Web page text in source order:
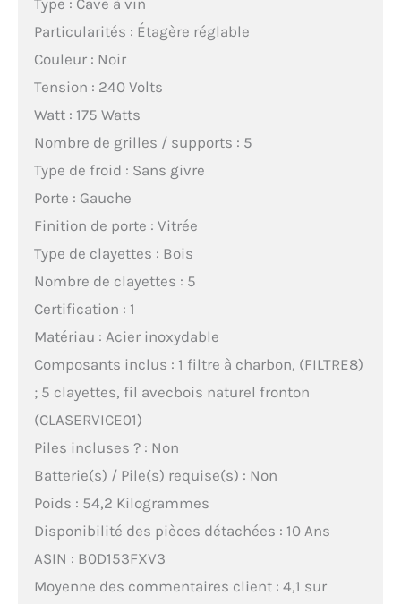
Type : Cave à vin
Particularités : Étagère réglable
Couleur : Noir
Tension : 240 Volts
Watt : 175 Watts
Nombre de grilles / supports : 5
Type de froid : Sans givre
Porte : Gauche
Finition de porte : Vitrée
Type de clayettes : Bois
Nombre de clayettes : 5
Certification : 1
Matériau : Acier inoxydable
Composants inclus : 1 filtre à charbon, (FILTRE8)
; 5 clayettes, fil avecbois naturel fronton
(CLASERVICE01)
Piles incluses ? : Non
Batterie(s) / Pile(s) requise(s) : Non
Poids : 54,2 Kilogrammes
Disponibilité des pièces détachées : 10 Ans
ASIN : B0D153FXV3
Moyenne des commentaires client : 4,1 sur